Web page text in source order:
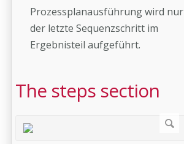
Prozessplanausführung wird nur
der letzte Sequenzschritt im
Ergebnisteil aufgeführt.
The steps section